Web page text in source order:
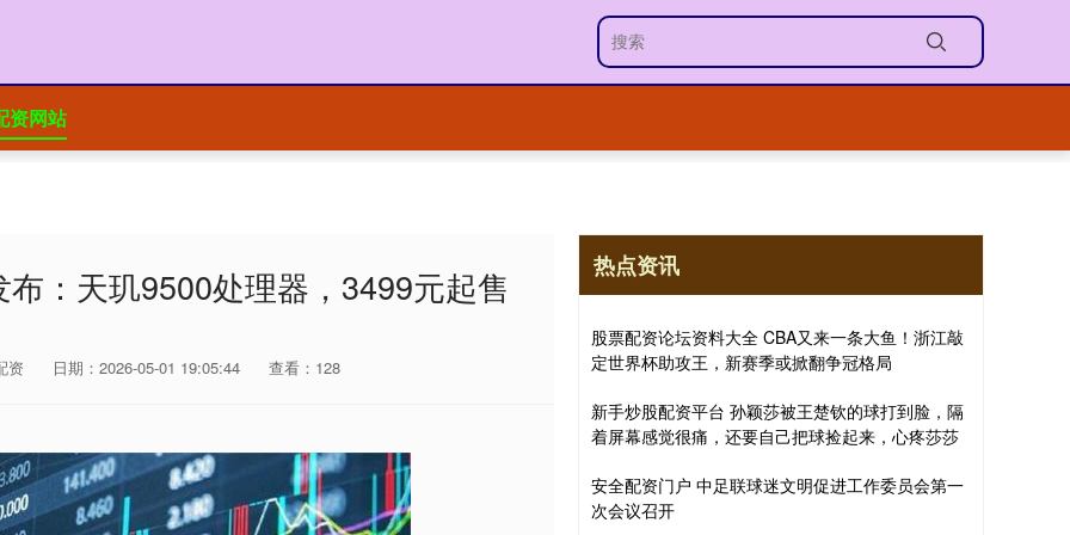
资网站
：天玑9500处理器，3499元起售
资 日期：2026-05-01 19:05:44 查看：128
热点资讯
股票配资论坛资料大全 CBA又来一条大鱼！浙江敲
定世界杯助攻王，新赛季或掀翻争冠格局
新手炒股配资平台 孙颖莎被王楚钦的球打到脸，隔
着屏幕感觉很痛，还要自己把球捡起来，心疼莎莎
安全配资门户 中足联球迷文明促进工作委员会第一
次会议召开